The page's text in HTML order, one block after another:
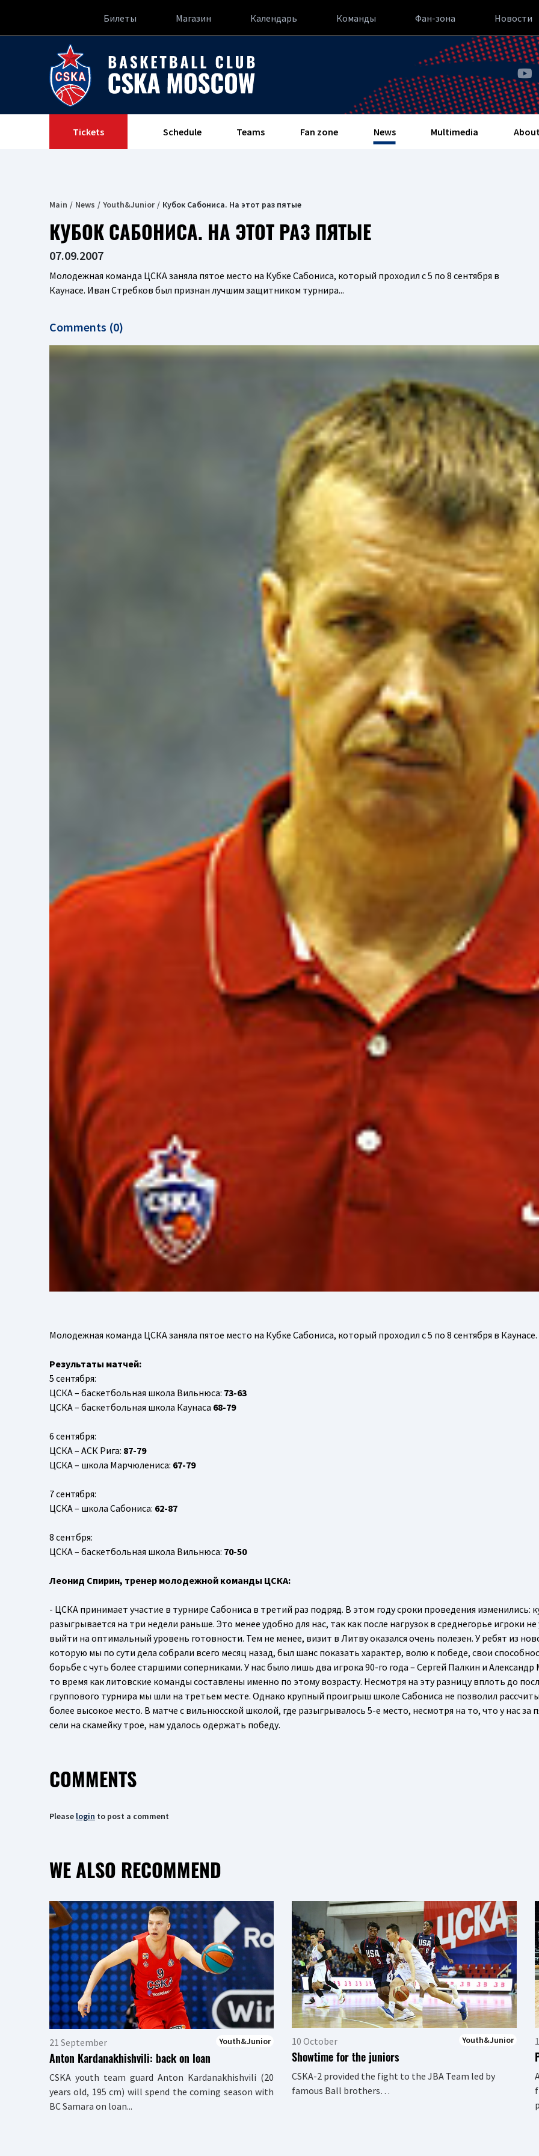
Билеты Магазин Календарь Команды Фан-зона Новости
Tickets Schedule Teams Fan zone News Multimedia
Main News Youth&Junior Кубок Сабониса. На этот раз пятые
КУБОК САБОНИСА. НА ЭТОТ РАЗ ПЯТЫЕ
07.09.2007
Молодежная команда ЦСКА заняла пятое место на Кубке Сабониса, который проходил с 5 по 8 сентября в
Каунасе. Иван Стребков был признан лучшим защитником турнира...
Comments (0)
Молодежная команда ЦСКА заняла пятое место на Кубке Сабониса, который проходил с 5 по 8 сентября в Каунасе.
Результаты матчей:
5 сентября:
ЦСКА – баскетбольная школа Вильнюса: 73-63
ЦСКА – баскетбольная школа Каунаса 68-79
6 сентября:
ЦСКА – АСК Рига: 87-79
ЦСКА – школа Марчюлениса: 67-79
7 сентября:
ЦСКА – школа Сабониса: 62-87
8 сентбря:
ЦСКА – баскетбольная школа Вильнюса: 70-50
Леонид Спирин, тренер молодежной команды ЦСКА:
- ЦСКА принимает участие в турнире Сабониса в третий раз подряд. В этом году сроки проведения изменились:
разыгрывается на три недели раньше. Это менее удобно для нас, так как после нагрузок в среднегорье игроки
выйти на оптимальный уровень готовности. Тем не менее, визит в Литву оказался очень полезен. У ребят из
которую мы по сути дела собрали всего месяц назад, был шанс показать характер, волю к победе, свои
борьбе с чуть более старшими соперниками. У нас было лишь два игрока 90-го года – Сергей Палкин и
то время как литовские команды составлены именно по этому возрасту. Несмотря на эту разницу вплоть до
группового турнира мы шли на третьем месте. Однако крупный проигрыш школе Сабониса не позволил
более высокое место. В матче с вильнюсской школой, где разыгрывалось 5-е место, несмотря на то, что у нас за
сели на скамейку трое, нам удалось одержать победу.
COMMENTS
Please login to post a comment
WE ALSO RECOMMEND
21 September Youth&Junior
Anton Kardanakhishvili: back on loan
CSKA youth team guard Anton Kardanakhishvili (20
years old, 195 cm) will spend the coming season with
BC Samara on loan...
10 October Youth&Junior
Showtime for the juniors
CSKA-2 provided the fight to the JBA Team led by
famous Ball brothers…